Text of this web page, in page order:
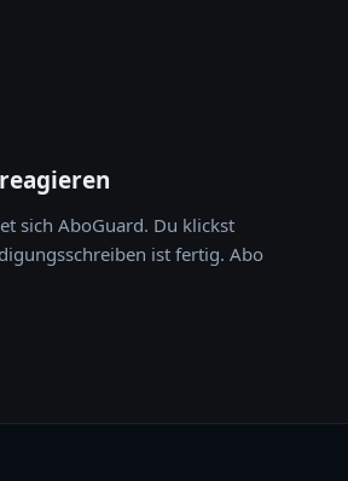
sich AboGuard. Du klickst
ist fertig. Abo